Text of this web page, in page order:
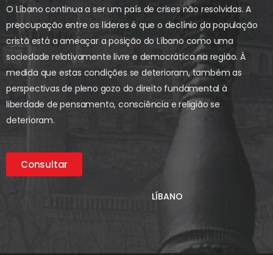
O Líbano continua a ser um país de crises não resolvidas. A
preocupação entre os líderes é que o declínio da população
cristã está a ameaçar a posição do Líbano como uma
sociedade relativamente livre e democrática na região. À
medida que estas condições se deterioram, também as
perspectivas de pleno gozo do direito fundamental à
liberdade de pensamento, consciência e religião se
deterioram.
Consultar
LÍBANO